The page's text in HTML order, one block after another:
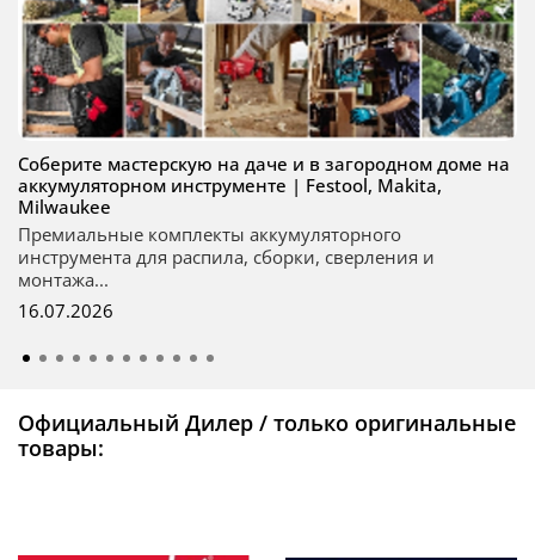
Соберите мастерскую на даче и в загородном доме на
аккумуляторном инструменте | Festool, Makita,
Milwaukee
Премиальные комплекты аккумуляторного
инструмента для распила, сборки, сверления и
монтажа...
16.07.2026
Официальный Дилер / только оригинальные
товары: